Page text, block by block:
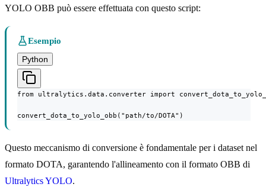
YOLO OBB può essere effettuata con questo script:
Esempio
Python
from ultralytics.data.converter import
convert_dota_to_yolo_obb("path/to/DOTA")
Questo meccanismo di conversione è fondamentale per i dataset nel
formato DOTA, garantendo l'allineamento con il formato OBB di
Ultralytics YOLO.